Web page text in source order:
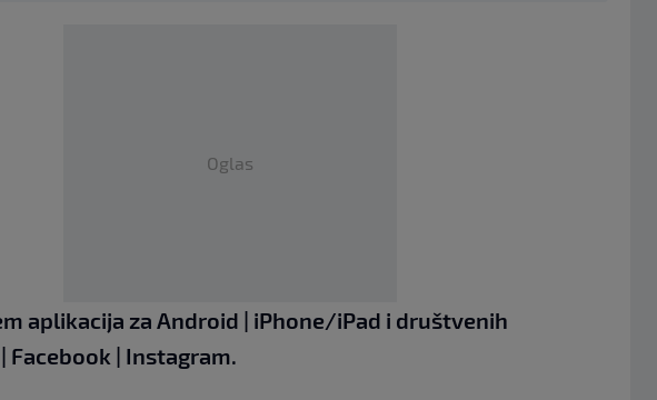
Oglas
aplikacija za Android | iPhone/iPad i društvenih
| Facebook | Instagram.